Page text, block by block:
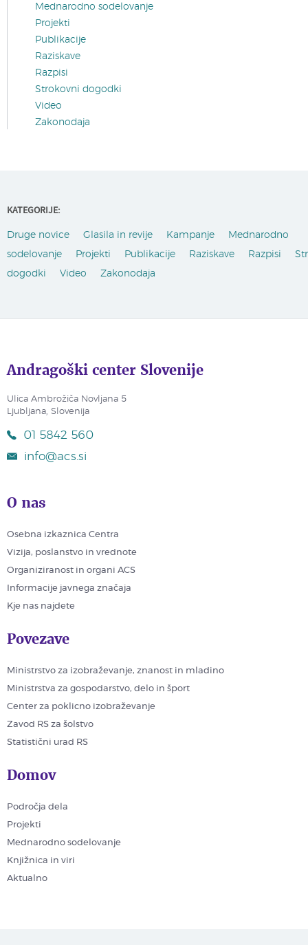
Mednarodno sodelovanje
Projekti
Publikacije
Raziskave
Razpisi
Strokovni dogodki
Video
Zakonodaja
KATEGORIJE:
Druge novice Glasila in revije Kampanje
Mednarodno
sodelovanje
Projekti Publikacije Raziskave Razpisi
dogodki
Video Zakonodaja
Andragoški center Slovenije
Ulica Ambrožiča Novljana 5
Ljubljana, Slovenija
01 5842 560
info@acs.si
O nas
Osebna izkaznica Centra
Vizija, poslanstvo in vrednote
Organiziranost in organi ACS
Informacije javnega značaja
Kje nas najdete
Povezave
Ministrstvo za izobraževanje, znanost in mladino
Ministrstva za gospodarstvo, delo in šport
Center za poklicno izobraževanje
Zavod RS za šolstvo
Statistični urad RS
Domov
Področja dela
Projekti
Mednarodno sodelovanje
Knjižnica in viri
Aktualno